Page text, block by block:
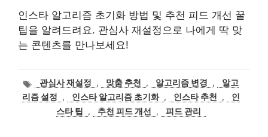
인스타 알고리즘 초기화 방법 및 추천 피드 개선 꿀
팁을 알려드려요. 관심사 재설정으로 나에게 딱 맞
는 콘텐츠를 만나보세요!
태
그
관심사 재설정 , 맞춤 추천 , 알고리즘 변경 ,
알고
리즘 설정
, 인스타 알고리즘 초기화 , 인스타 추천 ,
인
스타 팁
, 추천 피드 개선 , 피드 관리